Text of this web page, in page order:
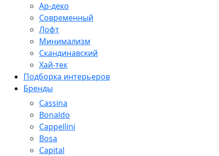
Ар-деко
Современный
Лофт
Минимализм
Скандинавский
Хай-тек
Подборка интерьеров
Бренды
Cassina
Bonaldo
Cappellini
Bosa
Capital